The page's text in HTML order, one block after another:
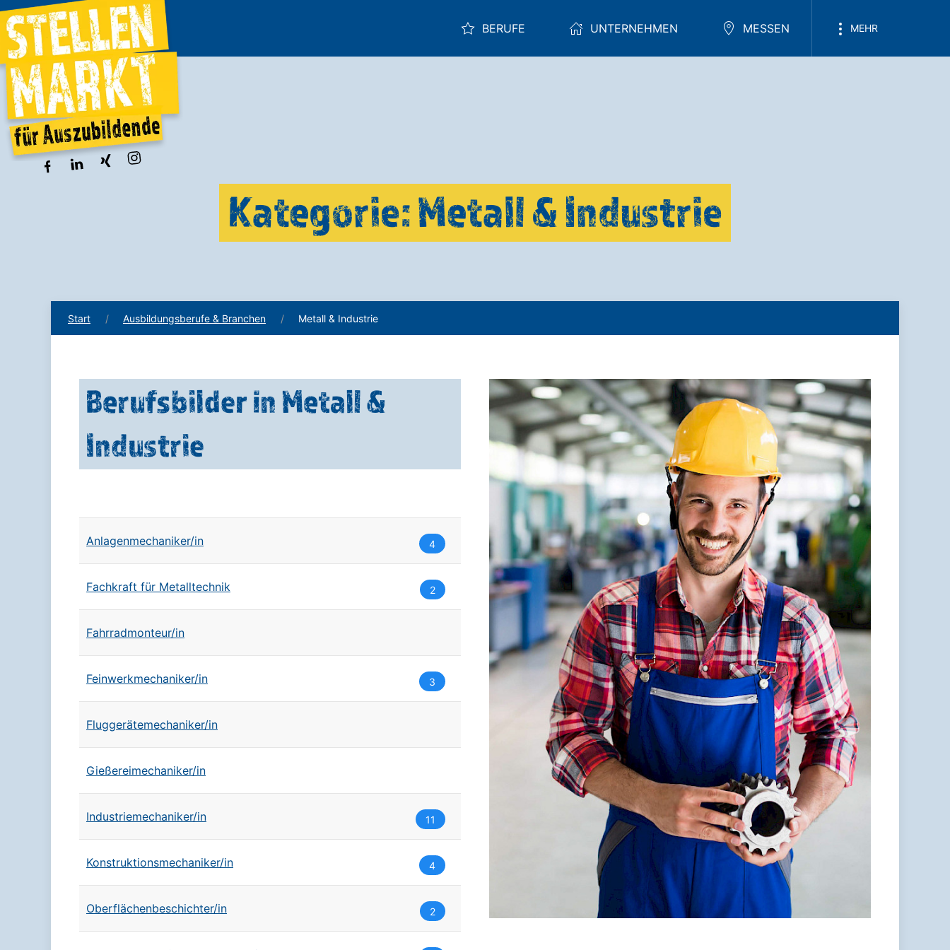
BERUFE UNTERNEHMEN MESSEN MEHR
Kategorie: Metall & Industrie
Start Ausbildungsberufe & Branchen Metall & Industrie
Berufsbilder in Metall &
Industrie
Anlagenmechaniker/in 4
Fachkraft für Metalltechnik 2
Fahrradmonteur/in
Feinwerkmechaniker/in 3
Fluggerätemechaniker/in
Gießereimechaniker/in
Industriemechaniker/in 11
Konstruktionsmechaniker/in 4
Oberflächenbeschichter/in 2